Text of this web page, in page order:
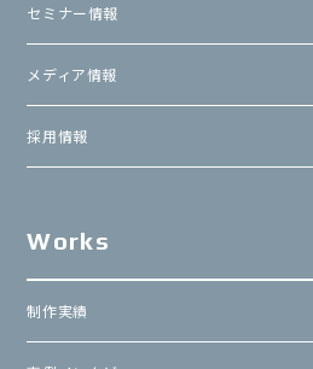
セミナー情報
メディア情報
採用情報
Works
制作実績